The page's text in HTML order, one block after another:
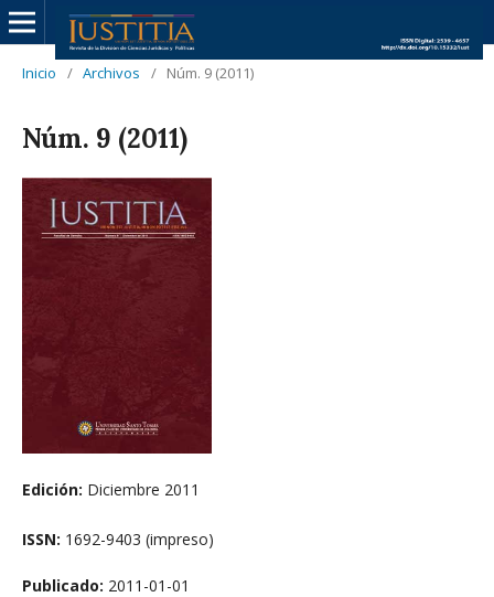
Inicio / Archivos / Núm. 9 (2011)
Núm. 9 (2011)
Edición: Diciembre 2011
ISSN: 1692-9403 (impreso)
Publicado: 2011-01-01